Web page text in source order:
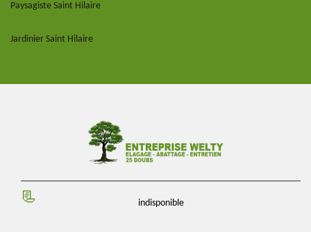
Paysagiste Saint Hilaire
Jardinier Saint Hilaire
indisponible